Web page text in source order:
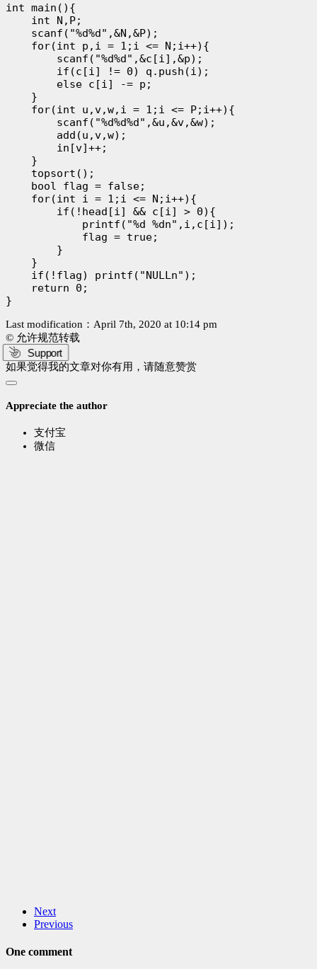
int main(){
    int N,P;
    scanf("%d%d",&N,&P);
    for(int p,i = 1;i <= N;i++){
        scanf("%d%d",&c[i],&p);
        if(c[i] != 0) q.push(i);
        else c[i] -= p;
    }
    for(int u,v,w,i = 1;i <= P;i++){
        scanf("%d%d%d",&u,&v,&w);
        add(u,v,w);
        in[v]++;
    }
    topsort();
    bool flag = false;
    for(int i = 1;i <= N;i++){
        if(!head[i] && c[i] > 0){
            printf("%d %dn",i,c[i]);
            flag = true;
        }
    }
    if(!flag) printf("NULLn");
    return 0;
Last modification：April 7th, 2020 at 10:14 pm
© 允许规范转载
Support
如果觉得我的文章对你有用，请随意赞赏
Appreciate the author
支付宝
微信
Next
Previous
One comment